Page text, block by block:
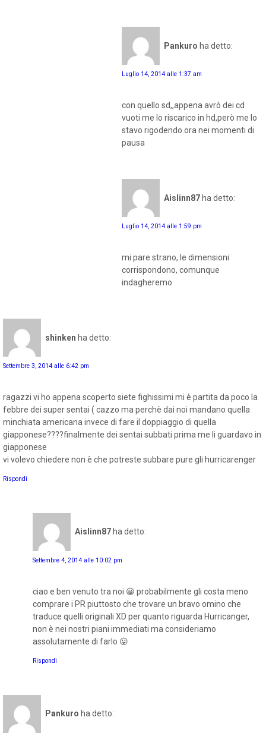
Pankuro ha detto:
Luglio 14, 2014 alle 1:37 am
con quello sd,,appena avrò dei cd
vuoti me lo riscarico in hd,però me lo
stavo rigodendo ora nei momenti di
pausa
Aislinn87 ha detto:
Luglio 14, 2014 alle 1:59 pm
mi pare strano, le dimensioni
corrispondono, comunque
indagheremo
shinken ha detto:
Settembre 3, 2014 alle 6:42 pm
ragazzi vi ho appena scoperto siete fighissimi mi è partita da poco la
febbre dei super sentai ( cazzo ma perchè dai noi mandano quella
minchiata americana invece di fare il doppiaggio di quella
giapponese????finalmente dei sentai subbati prima me li guardavo in
giapponese
vi volevo chiedere non è che potreste subbare pure gli hurricarenger
Rispondi
Aislinn87 ha detto:
Settembre 4, 2014 alle 10:02 pm
ciao e ben venuto tra noi 😀 probabilmente gli costa meno
comprare i PR piuttosto che trovare un bravo omino che
traduce quelli originali XD per quanto riguarda Hurricanger,
non è nei nostri piani immediati ma consideriamo
assolutamente di farlo 😛
Rispondi
Pankuro ha detto: